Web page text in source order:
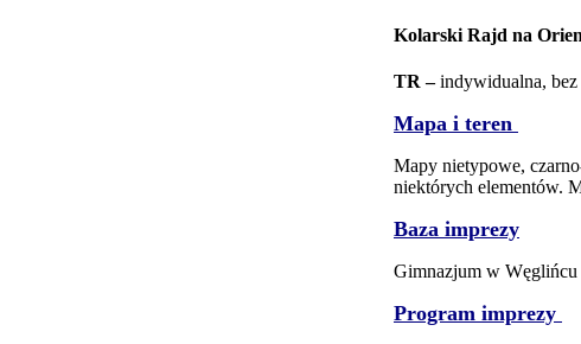
Kolarski Rajd na
TR –indywidualna, bez
Mapa i teren
Mapy nietypowe,
niektórych elementów.
Baza imprezy
Gimnazjum w
Program imprezy